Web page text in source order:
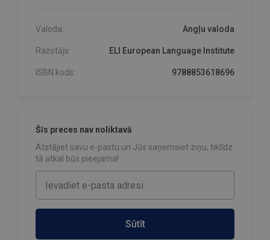
Valoda: Angļu valoda
Ražotājs: ELI European Language Institute
ISBN kods: 9788853618696
Šīs preces nav noliktavā
Atstājiet savu e-pastu un Jūs saņemsiet ziņu, tiklīdz
tā atkal būs pieejama!
Sūtīt